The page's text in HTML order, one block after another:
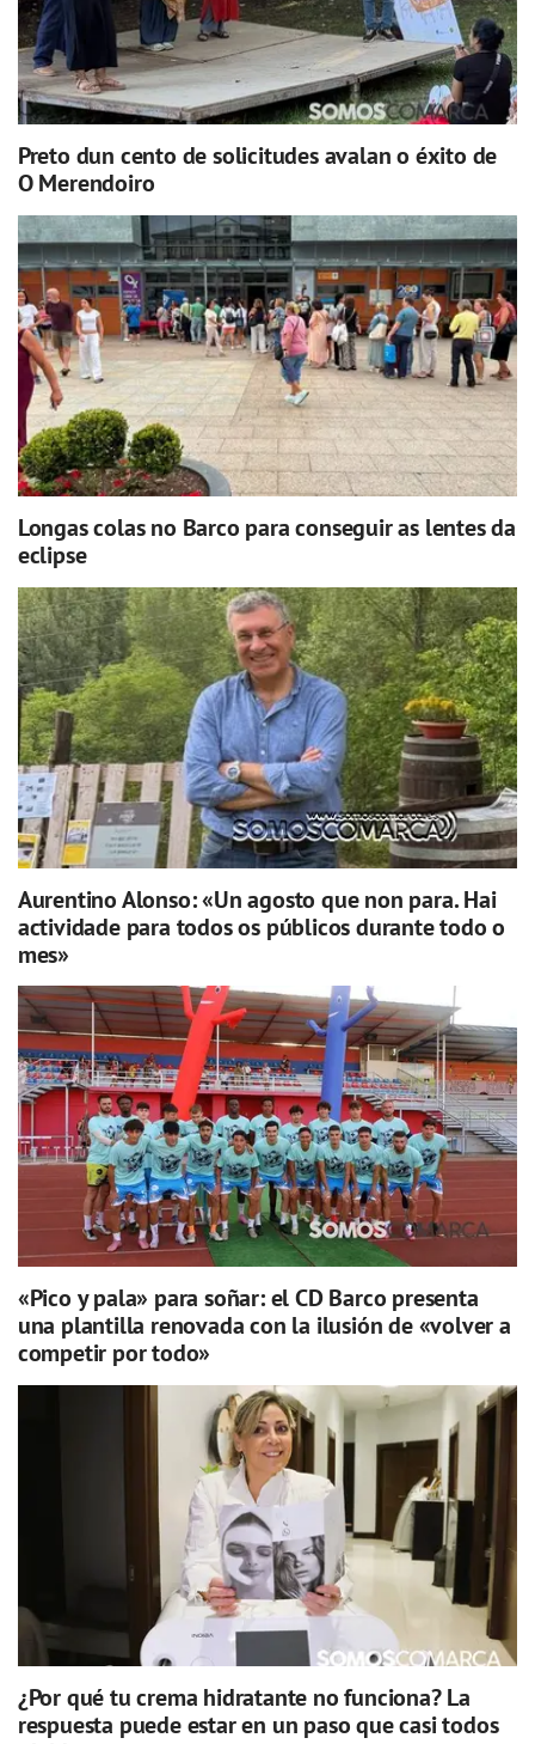
Preto dun cento de solicitudes avalan o éxito de
O Merendoiro
Longas colas no Barco para conseguir as lentes da
eclipse
Aurentino Alonso: «Un agosto que non para. Hai
actividade para todos os públicos durante todo o
mes»
«Pico y pala» para soñar: el CD Barco presenta
una plantilla renovada con la ilusión de «volver a
competir por todo»
¿Por qué tu crema hidratante no funciona? La
respuesta puede estar en un paso que casi todos